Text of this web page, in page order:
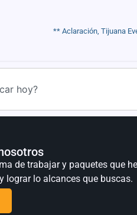
** Aclaración, Tijuana
de trabajar y paquetes que
lograr lo alcances que buscas.